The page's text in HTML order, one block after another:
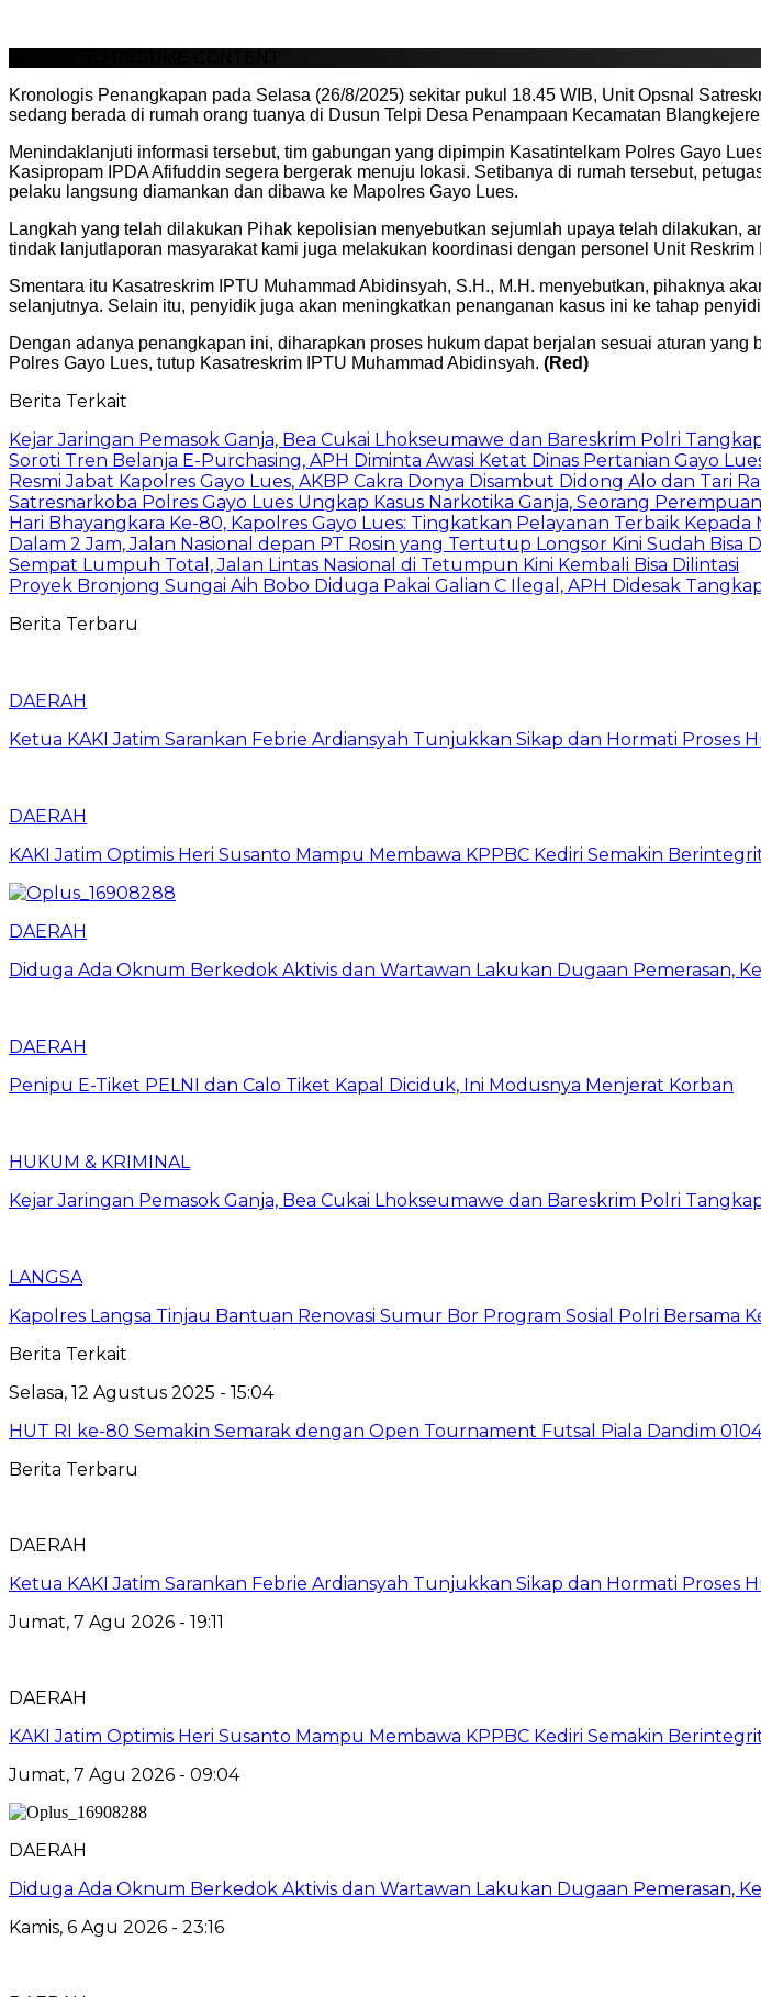
Kronologis Penangkapan pada Selasa (26/8/2025) sekitar pukul 18.45 WIB, Unit Opsnal
sedang berada di rumah orang tuanya di Dusun Telpi Desa Penampaan Kecamatan
Menindaklanjuti informasi tersebut, tim gabungan yang dipimpin Kasatintelkam Polres Gayo
Kasipropam IPDA Afifuddin segera bergerak menuju lokasi. Setibanya di rumah tersebut,
pelaku langsung diamankan dan dibawa ke Mapolres Gayo Lues.
Langkah yang telah dilakukan Pihak kepolisian menyebutkan sejumlah upaya telah
tindak lanjutlaporan masyarakat kami juga melakukan koordinasi dengan personel Unit
Smentara itu Kasatreskrim IPTU Muhammad Abidinsyah, S.H., M.H. menyebutkan, pihaknya
selanjutnya. Selain itu, penyidik juga akan meningkatkan penanganan kasus ini ke tahap
Dengan adanya penangkapan ini, diharapkan proses hukum dapat berjalan sesuai aturan
Polres Gayo Lues, tutup Kasatreskrim IPTU Muhammad Abidinsyah. (Red)
Berita Terkait
Kejar Jaringan Pemasok Ganja, Bea Cukai Lhokseumawe dan Bareskrim Polri
Soroti Tren Belanja E-Purchasing, APH Diminta Awasi Ketat Dinas Pertanian Gayo
Resmi Jabat Kapolres Gayo Lues, AKBP Cakra Donya Disambut Didong Alo dan Tari
Satresnarkoba Polres Gayo Lues Ungkap Kasus Narkotika Ganja, Seorang
Hari Bhayangkara Ke-80, Kapolres Gayo Lues: Tingkatkan Pelayanan Terbaik Kepada
Dalam 2 Jam, Jalan Nasional depan PT Rosin yang Tertutup Longsor Kini Sudah Bisa
Sempat Lumpuh Total, Jalan Lintas Nasional di Tetumpun Kini Kembali Bisa Dilintasi
Proyek Bronjong Sungai Aih Bobo Diduga Pakai Galian C Ilegal, APH Didesak
Berita Terbaru
DAERAH
Ketua KAKI Jatim Sarankan Febrie Ardiansyah Tunjukkan Sikap dan Hormati Proses
DAERAH
KAKI Jatim Optimis Heri Susanto Mampu Membawa KPPBC Kediri Semakin
DAERAH
Diduga Ada Oknum Berkedok Aktivis dan Wartawan Lakukan Dugaan Pemerasan,
DAERAH
Penipu E-Tiket PELNI dan Calo Tiket Kapal Diciduk, Ini Modusnya Menjerat Korban
HUKUM & KRIMINAL
Kejar Jaringan Pemasok Ganja, Bea Cukai Lhokseumawe dan Bareskrim Polri
LANGSA
Kapolres Langsa Tinjau Bantuan Renovasi Sumur Bor Program Sosial Polri Bersama
Berita Terkait
Selasa, 12 Agustus 2025 - 15:04
HUT RI ke-80 Semakin Semarak dengan Open Tournament Futsal Piala Dandim
Berita Terbaru
DAERAH
Ketua KAKI Jatim Sarankan Febrie Ardiansyah Tunjukkan Sikap dan Hormati Proses
Jumat, 7 Agu 2026 - 19:11
DAERAH
KAKI Jatim Optimis Heri Susanto Mampu Membawa KPPBC Kediri Semakin
Jumat, 7 Agu 2026 - 09:04
DAERAH
Diduga Ada Oknum Berkedok Aktivis dan Wartawan Lakukan Dugaan Pemerasan,
Kamis, 6 Agu 2026 - 23:16